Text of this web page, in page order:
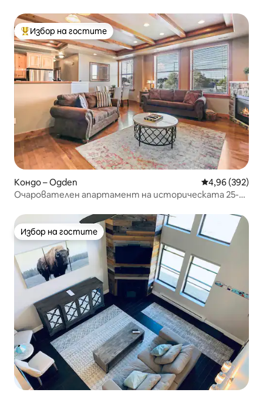
Най-популярен избор на гостите
Избор на гостите
Кондо – Ogden Средна
4,96 (392)
Очарователен апартамент на историческата 25-а
Избор на гостите
Избор на гостите